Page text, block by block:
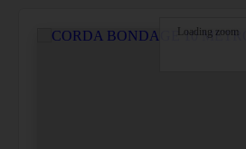
Loading zoom